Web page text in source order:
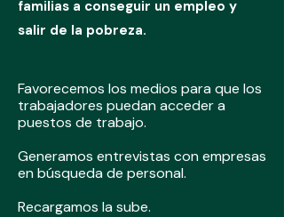
familias a conseguir un empleo y
salir de la pobreza.
Favorecemos los medios para que los
trabajadores puedan acceder a
puestos de trabajo.
Generamos entrevistas con empresas
en búsqueda de personal.
Recargamos la sube.